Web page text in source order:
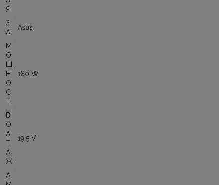
Я
З
А:
Asus
М
О
Щ
Н
О
С
Т
180 W
В
О
Л
Т
А
Ж
19.5 V
А